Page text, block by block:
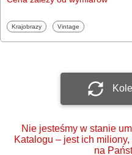
Fototapety
Krajobrazy Fototapety
Vintage
Nie jesteśmy w stanie
Katalogu – jest ich
na